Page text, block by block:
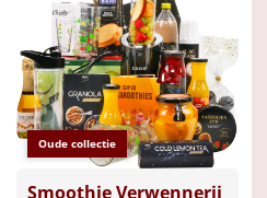
Personeel
Doe het zelf
Sinterklaaspakketten
Particulier
Oude collectie
Smoothie Verwennerij